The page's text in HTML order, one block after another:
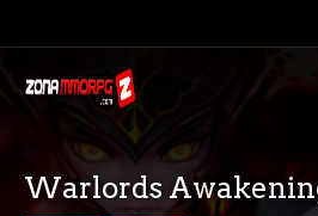
Warlords